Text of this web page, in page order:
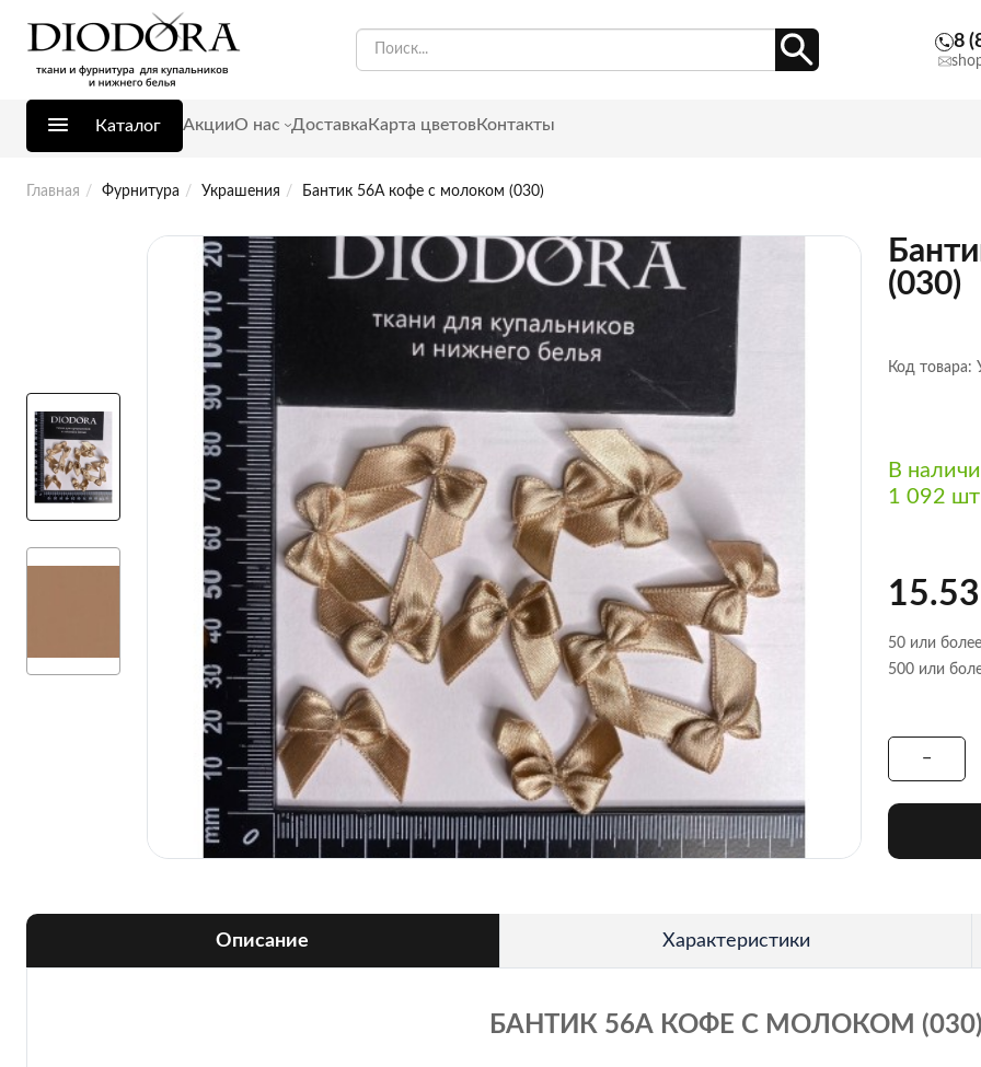
8
Каталог АкцииО нас Доставка Карта цветовКонтакты
Главная Фурнитура Украшения Бантик 56А кофе с молоком (030)
(030)
Код товара:
В
1 092 шт
50 или
500 или
Описание Характеристики
БАНТИК 56А КОФЕ С МОЛОКОМ